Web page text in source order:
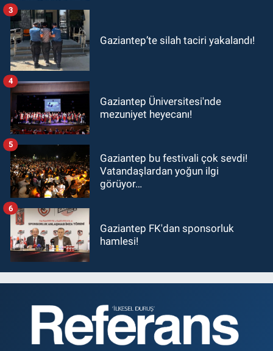
Gaziantep’te silah taciri yakalandı!
3
Gaziantep Üniversitesi'nde
mezuniyet heyecanı!
4
Gaziantep bu festivali çok sevdi!
Vatandaşlardan yoğun ilgi
görüyor…
5
Gaziantep FK'dan sponsorluk
hamlesi!
6